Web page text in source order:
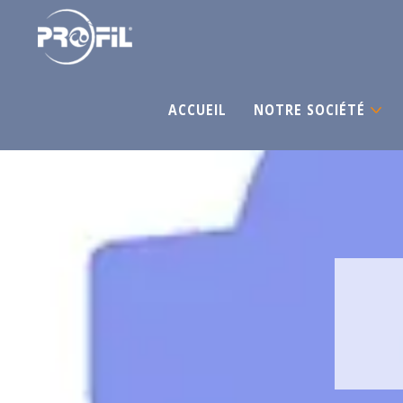
ACCUEIL NOTRE SOCIÉTÉ